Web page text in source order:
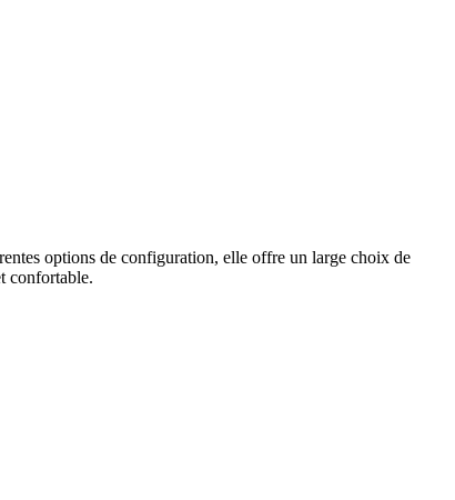
options de configuration, elle offre un large choix de
confortable.